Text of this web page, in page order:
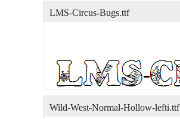
LMS-Circus-Bugs.ttf
Wild-West-Normal-Hollow-lefti.ttf